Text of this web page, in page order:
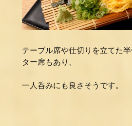
テーブル席や仕切りを立てた
ター席もあり、
一人呑みにも良さそうです。